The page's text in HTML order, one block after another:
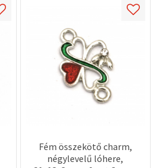
Fém összekötő charm,
négylevelű lóhere,